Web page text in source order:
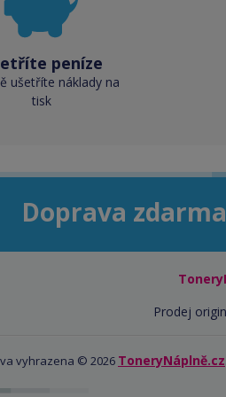
peníze
ušetříte náklady na
tisk
Doprava
Prodej
vyhrazena © 2026 ToneryNáplně.cz